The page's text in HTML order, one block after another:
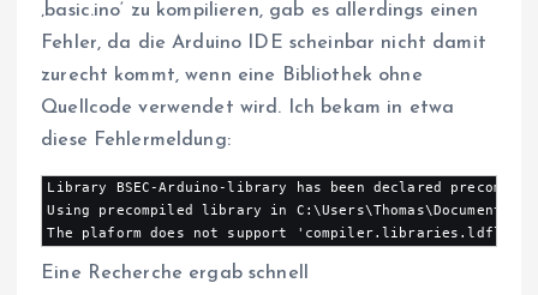
‚basic.ino‘ zu kompilieren, gab es allerdings einen
Fehler, da die Arduino IDE scheinbar nicht damit
zurecht kommt, wenn eine Bibliothek ohne
Quellcode verwendet wird. Ich bekam in etwa
diese Fehlermeldung:
Library BSEC-Arduino-library has been declared
Using precompiled library in
The plaform does not support
Eine Recherche ergab schnell